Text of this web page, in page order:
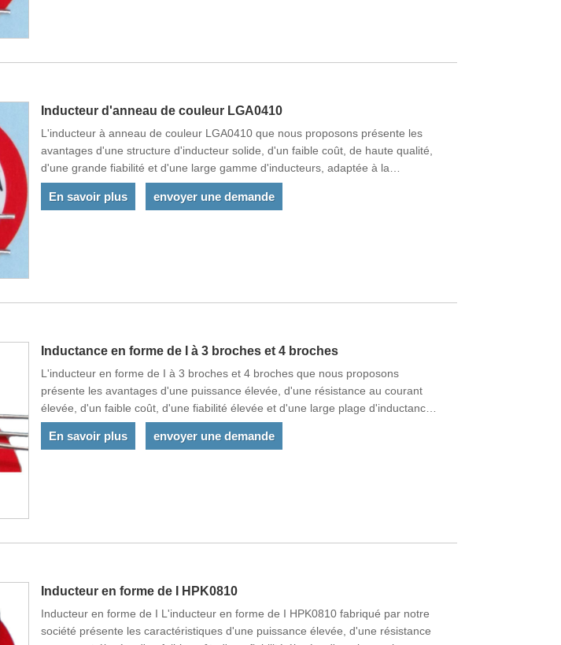
Inducteur d'anneau de couleur LGA0410
L'inducteur à anneau de couleur LGA0410 que nous proposons présente les
avantages d'une structure d'inducteur solide, d'un faible coût, de haute qualité,
d'une grande fiabilité et d'une large gamme d'inducteurs, adaptée à la
production automatique.
En savoir plus envoyer une demande
Inductance en forme de I à 3 broches et 4 broches
L'inducteur en forme de I à 3 broches et 4 broches que nous proposons
présente les avantages d'une puissance élevée, d'une résistance au courant
élevée, d'un faible coût, d'une fiabilité élevée et d'une large plage d'inductance.
Il convient à la production automatique. Nos produits répondent aux normes de
l'UE et sont exportés vers la Chine et d'autres pays du monde.
En savoir plus envoyer une demande
Inducteur en forme de I HPK0810
Inducteur en forme de I L'inducteur en forme de I HPK0810 fabriqué par notre
société présente les caractéristiques d'une puissance élevée, d'une résistance